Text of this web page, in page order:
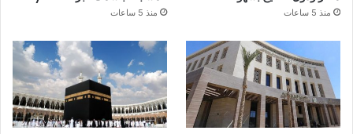
منذ 5 ساعات منذ 5 ساعات